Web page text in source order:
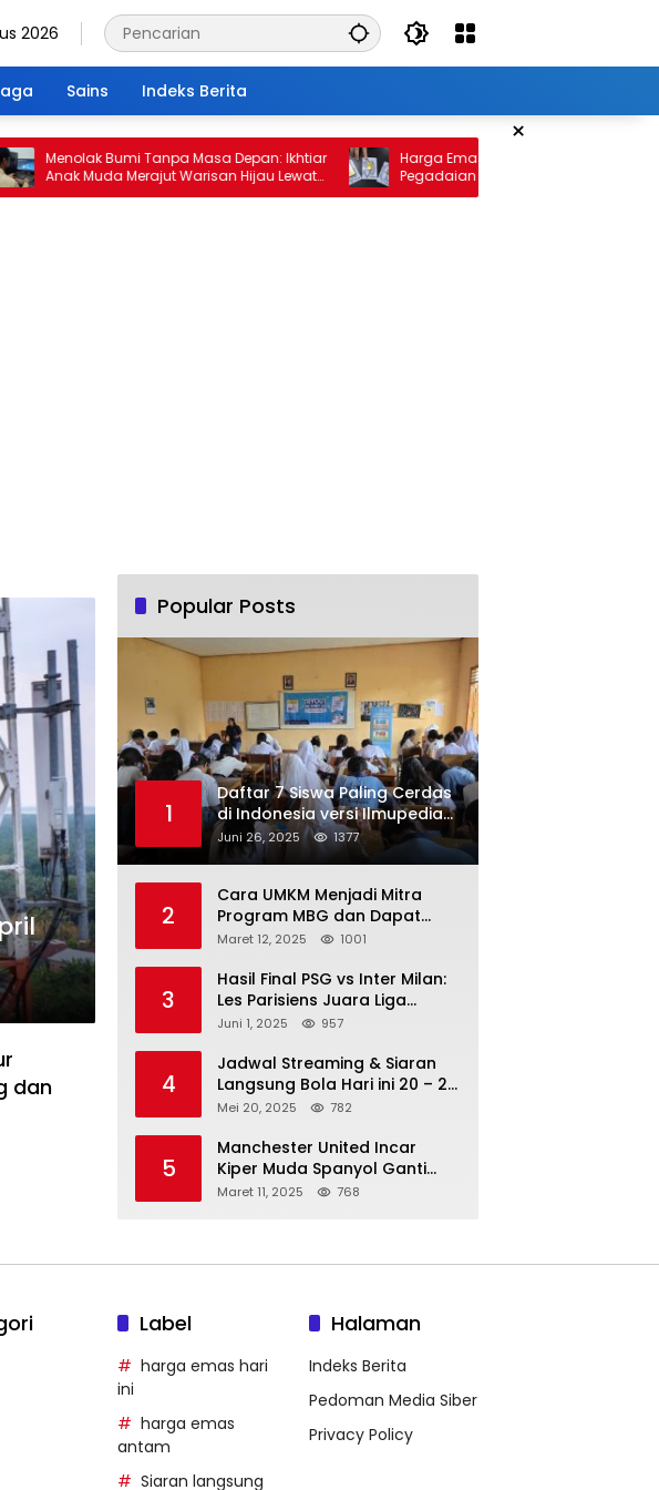
2026
Sains Indeks Berita
×
Menolak Bumi Tanpa Masa Depan: Ikhtiar
Anak Muda Merajut Warisan Hijau Lewat
Portal Waktu
Harga Emas 10 Februari 2026: Antam dan
Pegadaian Kembali Melonjak
dan
Popular Posts
1
Daftar 7 Siswa Paling Cerdas
di Indonesia versi Ilmupedia
Tryout UTBK 2025
Juni 26, 2025 1377
2
Cara UMKM Menjadi Mitra
Program MBG dan Dapat
Modal Hingga Rp500 Juta
Maret 12, 2025 1001
3
Hasil Final PSG vs Inter Milan:
Les Parisiens Juara Liga
Champions 2025 usai Bantai il
Juni 1, 2025 957
4
Jadwal Streaming & Siaran
Langsung Bola Hari ini 20 – 21
Mei 2025: Manchester City vs
Mei 20, 2025 782
5
Manchester United Incar
Kiper Muda Spanyol Ganti
Andre Onana
Maret 11, 2025 768
Label
harga emas hari
ini
harga emas
antam
Siaran langsung
Halaman
Indeks Berita
Pedoman Media Siber
Privacy Policy